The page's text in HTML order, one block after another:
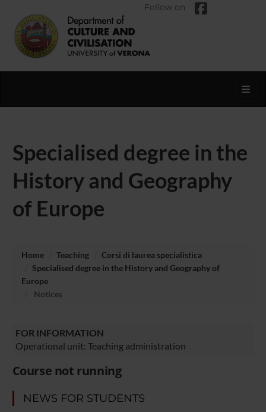
Follow on
Specialised degree in the
History and Geography
of Europe
Home Teaching
Corsi di laurea specialistica
Specialised degree in the History and Geography of
Europe
Notices
FOR INFORMATION
Operational unit: Teaching administration
Course not running
NEWS FOR STUDENTS